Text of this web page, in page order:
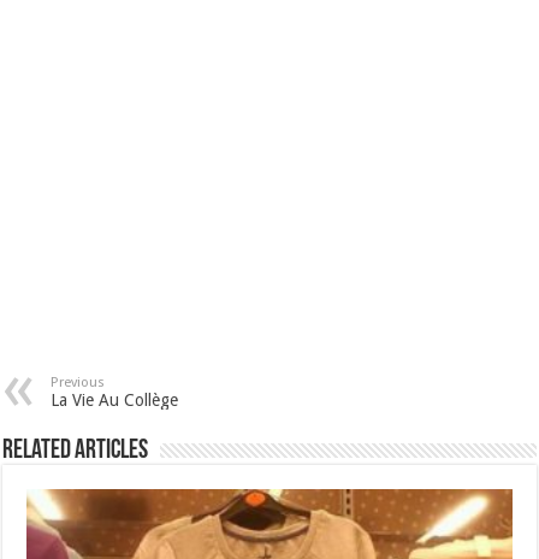
Previous
La Vie Au Collège
Related Articles